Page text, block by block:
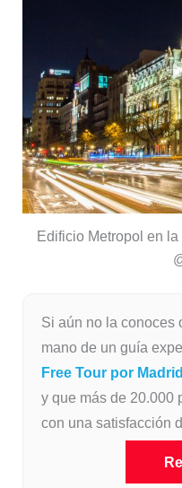
Edificio Metropol en
Si aún no la conoces
mano de un guía
Free Tour por Madrid
y que más de 20.000
con una satisfacción